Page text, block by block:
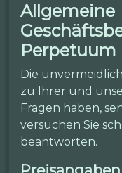
Allgemeine
Perpetuum
Die
zu Ihrer und
Fragen haben,
versuchen Sie
beantworten.